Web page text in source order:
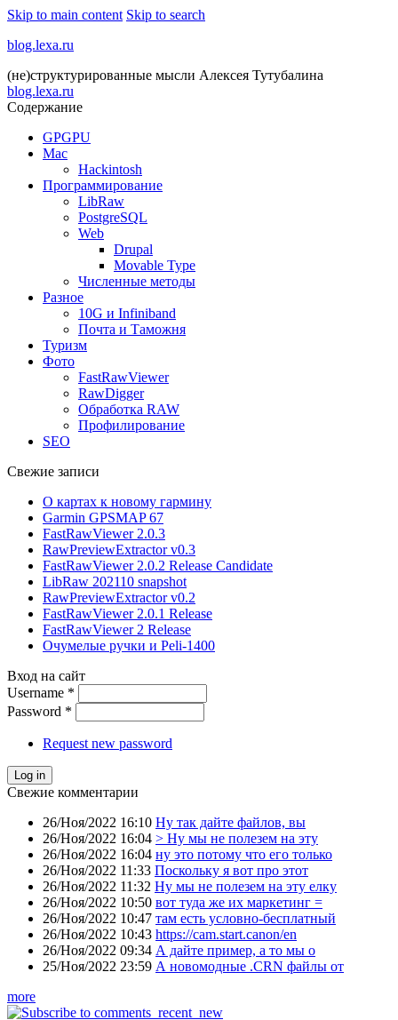
Skip to main content Skip to search
blog.lexa.ru
(не)структурированные мысли Алексея Тутубалина
blog.lexa.ru
Содержание
GPGPU
Mac
Hackintosh
Программирование
LibRaw
PostgreSQL
Web
Drupal
Movable Type
Численные методы
Разное
10G и Infiniband
Почта и Таможня
Туризм
Фото
FastRawViewer
RawDigger
Обработка RAW
Профилирование
SEO
Свежие записи
О картах к новому гармину
Garmin GPSMAP 67
FastRawViewer 2.0.3
RawPreviewExtractor v0.3
FastRawViewer 2.0.2 Release Candidate
LibRaw 202110 snapshot
RawPreviewExtractor v0.2
FastRawViewer 2.0.1 Release
FastRawViewer 2 Release
Очумелые ручки и Peli-1400
Вход на сайт
Username *
Password *
Request new password
Свежие комментарии
26/Ноя/2022 16:10 Ну так дайте файлов, вы
26/Ноя/2022 16:04 > Ну мы не полезем на эту
26/Ноя/2022 16:04 ну это потому что его только
26/Ноя/2022 11:33 Поскольку я вот про этот
26/Ноя/2022 11:32 Ну мы не полезем на эту елку
26/Ноя/2022 10:50 вот туда же их маркетинг =
26/Ноя/2022 10:47 там есть условно-бесплатный
26/Ноя/2022 10:43 https://cam.start.canon/en
26/Ноя/2022 09:34 А дайте пример, а то мы о
25/Ноя/2022 23:59 А новомодные .CRN файлы от
more